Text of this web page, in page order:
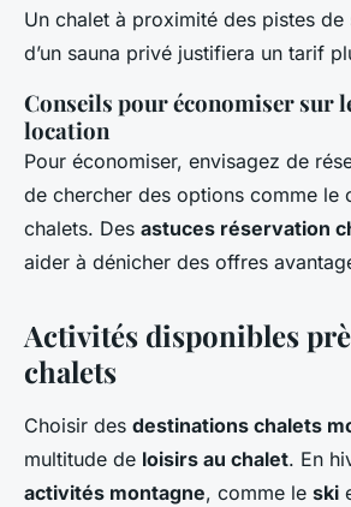
Un chalet à proximité des pistes
d’un sauna privé justifiera un tarif
Conseils pour économiser sur
location
Pour économiser, envisagez de
de chercher des options comme le
chalets. Des astuces réservation
aider à dénicher des offres
Activités disponibles
chalets
Choisir des destinations chalets
multitude de loisirs au chalet. En
activités montagne, comme le ski